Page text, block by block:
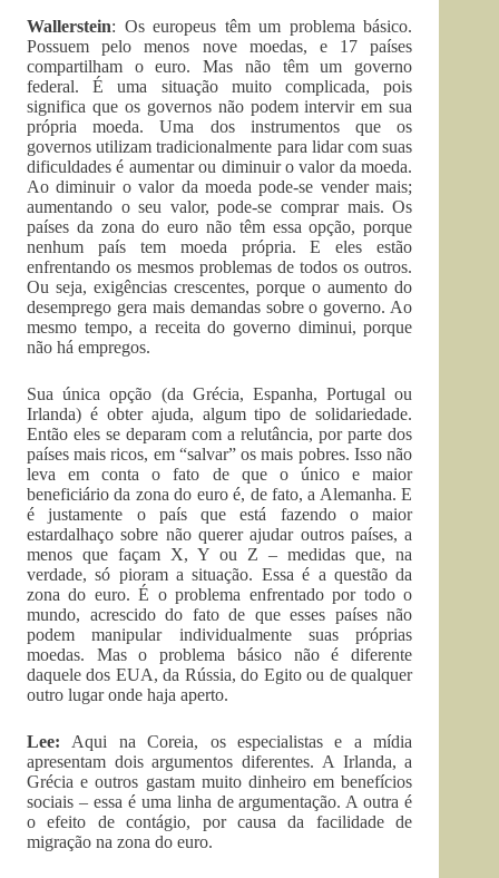
Wallerstein: Os europeus têm um problema básico.
Possuem pelo menos nove moedas, e 17 países
compartilham o euro. Mas não têm um governo
federal. É uma situação muito complicada, pois
significa que os governos não podem intervir em sua
própria moeda. Uma dos instrumentos que os
governos utilizam tradicionalmente para lidar com suas
dificuldades é aumentar ou diminuir o valor da moeda.
Ao diminuir o valor da moeda pode-se vender mais;
aumentando o seu valor, pode-se comprar mais. Os
países da zona do euro não têm essa opção, porque
nenhum país tem moeda própria. E eles estão
enfrentando os mesmos problemas de todos os outros.
Ou seja, exigências crescentes, porque o aumento do
desemprego gera mais demandas sobre o governo. Ao
mesmo tempo, a receita do governo diminui, porque
não há empregos.
Sua única opção (da Grécia, Espanha, Portugal ou
Irlanda) é obter ajuda, algum tipo de solidariedade.
Então eles se deparam com a relutância, por parte dos
países mais ricos, em “salvar” os mais pobres. Isso não
leva em conta o fato de que o único e maior
beneficiário da zona do euro é, de fato, a Alemanha. E
é justamente o país que está fazendo o maior
estardalhaço sobre não querer ajudar outros países, a
menos que façam X, Y ou Z – medidas que, na
verdade, só pioram a situação. Essa é a questão da
zona do euro. É o problema enfrentado por todo o
mundo, acrescido do fato de que esses países não
podem manipular individualmente suas próprias
moedas. Mas o problema básico não é diferente
daquele dos EUA, da Rússia, do Egito ou de qualquer
outro lugar onde haja aperto.
Lee: Aqui na Coreia, os especialistas e a mídia
apresentam dois argumentos diferentes. A Irlanda, a
Grécia e outros gastam muito dinheiro em benefícios
sociais – essa é uma linha de argumentação. A outra é
o efeito de contágio, por causa da facilidade de
migração na zona do euro.